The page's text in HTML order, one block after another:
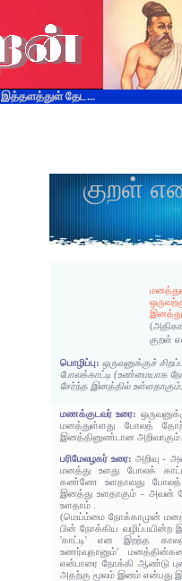
இத்தளத்துள் தேட...
குறள்
குறள்
பொழிப்பு: ஒருவனுக்குச்
போலக்காட்டி (உண்மையாக
சேர்ந்த இனத்தில்
மணக்குடவர் உரை:
மனத்துள்ளது போலத்
இனத்தினுண்டான
பரிமேலழகர் உரை:அறிவு -
மனத்து உளது போலக்
கண்ணே உளதாவது போலத்
இனத்து உளதாகும் -
உளதாம் .
(மெய்ம்மை நோக்காமுன்
பின் நோக்கிய வழிப்பயின்ற
'காட்டி' என இறந்த
உணர்வுதானும்'
என்பாரை நோக்கி ஆண்டு
அதற்கு மூலம் இனம் என்பது